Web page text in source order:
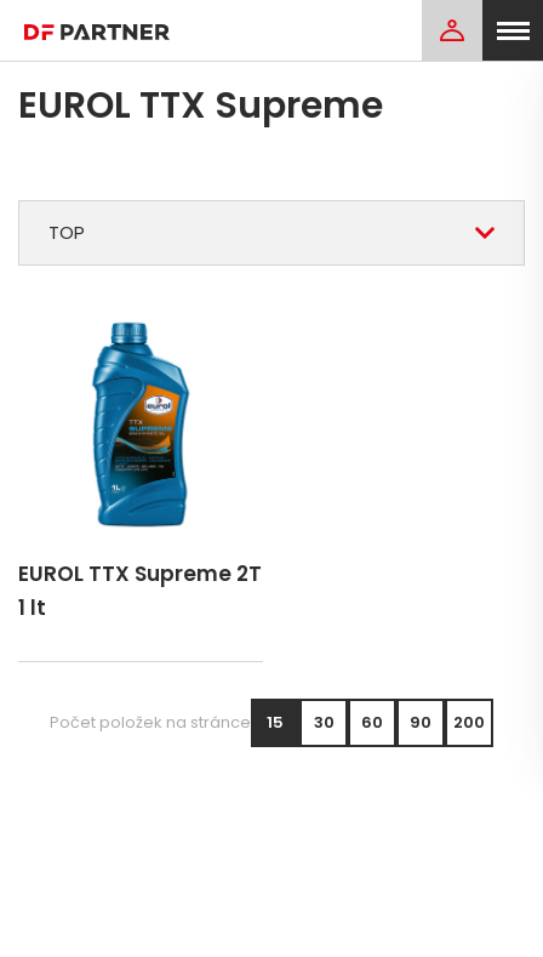
EUROL TTX Supreme
TOP
EUROL TTX Supreme 2T
1 lt
Počet položek na stránce 15 30 60 90 200